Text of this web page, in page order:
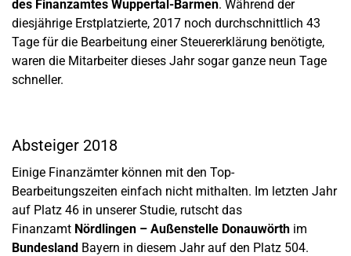
des Finanzamtes Wuppertal-Barmen. Während der
diesjährige Erstplatzierte, 2017 noch durchschnittlich 43
Tage für die Bearbeitung einer Steuererklärung benötigte,
waren die Mitarbeiter dieses Jahr sogar ganze neun Tage
schneller.
Absteiger 2018
Einige Finanzämter können mit den Top-
Bearbeitungszeiten einfach nicht mithalten. Im letzten Jahr
auf Platz 46 in unserer Studie, rutscht das
Finanzamt Nördlingen – Außenstelle Donauwörth im
Bundesland Bayern in diesem Jahr auf den Platz 504.